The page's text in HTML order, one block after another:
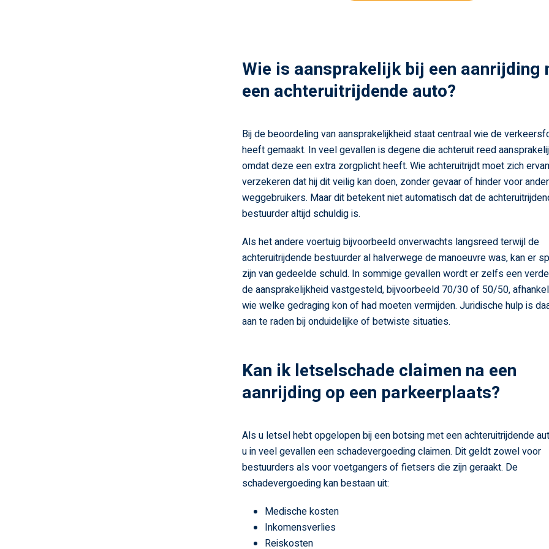
Wie is aansprakelijk bij een aanrijding
een achteruitrijdende auto?
Bij de beoordeling van aansprakelijkheid staat centraal wie de
heeft gemaakt. In veel gevallen is degene die achteruit reed
omdat deze een extra zorgplicht heeft. Wie achteruitrijdt moet zich ervan
verzekeren dat hij dit veilig kan doen, zonder gevaar of hinder voor
weggebruikers. Maar dit betekent niet automatisch dat de
bestuurder altijd schuldig is.
Als het andere voertuig bijvoorbeeld onverwachts langsreed terwijl de
achteruitrijdende bestuurder al halverwege de manoeuvre was, kan er
zijn van gedeelde schuld. In sommige gevallen wordt er zelfs een
de aansprakelijkheid vastgesteld, bijvoorbeeld 70/30 of 50/50,
wie welke gedraging kon of had moeten vermijden. Juridische hulp is
aan te raden bij onduidelijke of betwiste situaties.
Kan ik letselschade claimen na een
aanrijding op een parkeerplaats?
Als u letsel hebt opgelopen bij een botsing met een achteruitrijdende
u in veel gevallen een schadevergoeding claimen. Dit geldt zowel voor
bestuurders als voor voetgangers of fietsers die zijn geraakt. De
schadevergoeding kan bestaan uit:
Medische kosten
Inkomensverlies
Reiskosten